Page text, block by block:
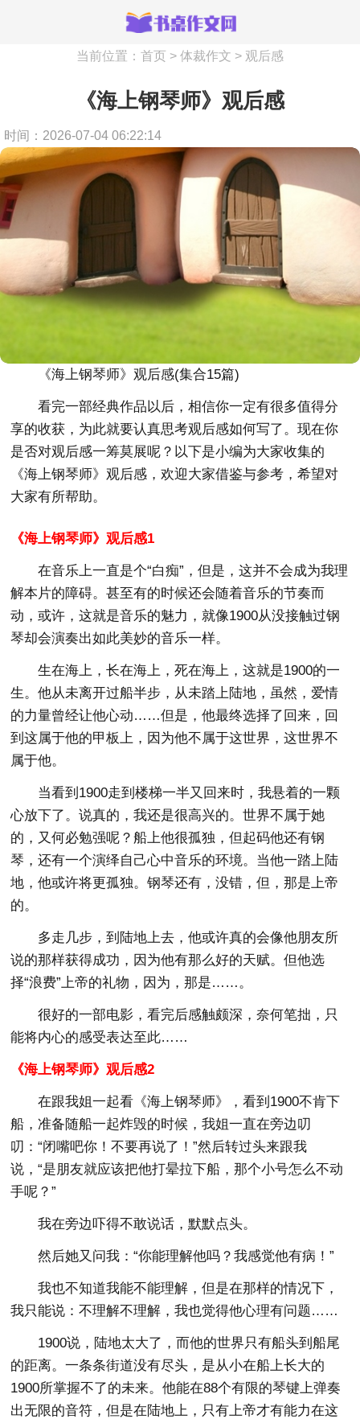
当前位置： 首页 > 体裁作文 > 观后感
《海上钢琴师》观后感
时间：2026-07-04 06:22:14
《海上钢琴师》观后感(集合15篇)
看完一部经典作品以后，相信你一定有很多值得分
享的收获，为此就要认真思考观后感如何写了。现在你
是否对观后感一筹莫展呢？以下是小编为大家收集的
《海上钢琴师》观后感，欢迎大家借鉴与参考，希望对
大家有所帮助。
《海上钢琴师》观后感1
在音乐上一直是个“白痴”，但是，这并不会成为我理
解本片的障碍。甚至有的时候还会随着音乐的节奏而
动，或许，这就是音乐的魅力，就像1900从没接触过钢
琴却会演奏出如此美妙的音乐一样。
生在海上，长在海上，死在海上，这就是1900的一
生。他从未离开过船半步，从未踏上陆地，虽然，爱情
的力量曾经让他心动……但是，他最终选择了回来，回
到这属于他的甲板上，因为他不属于这世界，这世界不
属于他。
当看到1900走到楼梯一半又回来时，我悬着的一颗
心放下了。说真的，我还是很高兴的。世界不属于她
的，又何必勉强呢？船上他很孤独，但起码他还有钢
琴，还有一个演绎自己心中音乐的环境。当他一踏上陆
地，他或许将更孤独。钢琴还有，没错，但，那是上帝
的。
多走几步，到陆地上去，他或许真的会像他朋友所
说的那样获得成功，因为他有那么好的天赋。但他选
择“浪费”上帝的礼物，因为，那是……。
很好的一部电影，看完后感触颇深，奈何笔拙，只
能将内心的感受表达至此……
《海上钢琴师》观后感2
在跟我姐一起看《海上钢琴师》，看到1900不肯下
船，准备随船一起炸毁的时候，我姐一直在旁边叨
叨：“闭嘴吧你！不要再说了！”然后转过头来跟我
说，“是朋友就应该把他打晕拉下船，那个小号怎么不动
手呢？”
我在旁边吓得不敢说话，默默点头。
然后她又问我：“你能理解他吗？我感觉他有病！”
我也不知道我能不能理解，但是在那样的情况下，
我只能说：不理解不理解，我也觉得他心理有问题……
1900说，陆地太大了，而他的世界只有船头到船尾
的距离。一条条街道没有尽头，是从小在船上长大的
1900所掌握不了的未来。他能在88个有限的琴键上弹奏
出无限的音符，但是在陆地上，只有上帝才有能力在这